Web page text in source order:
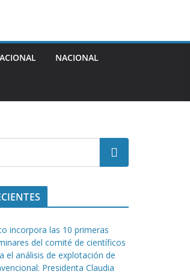
NACIONAL
Buscar
incorpora las 10 primeras
del comité de científicos
el análisis de explotación de
Presidenta Claudia